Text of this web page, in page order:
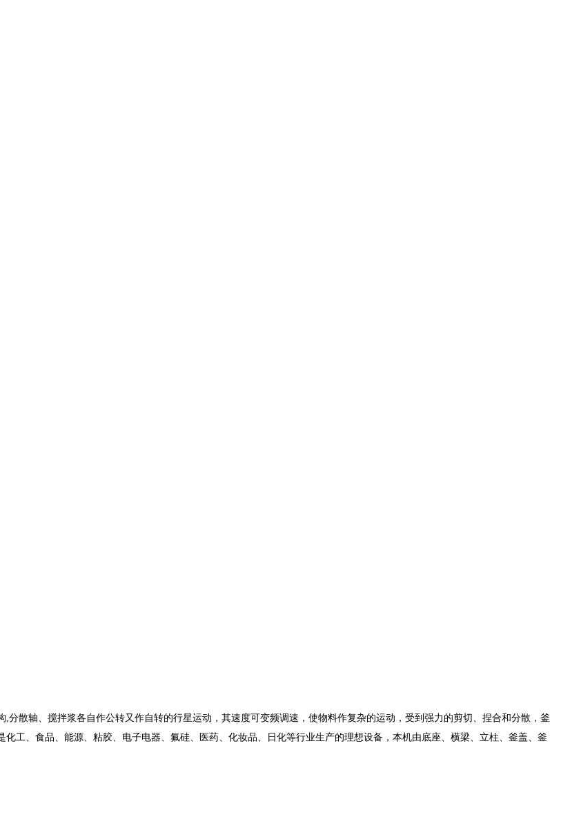
,分散轴、搅拌浆各自作公转又作自转的行星运动，其速度可变频调速，使物料作复杂的运动，受到强力的剪切、捏合和分散，釜
工、食品、能源、粘胶、电子电器、氟硅、医药、化妆品、日化等行业生产的理想设备，本机由底座、横梁、立柱、釜盖、釜